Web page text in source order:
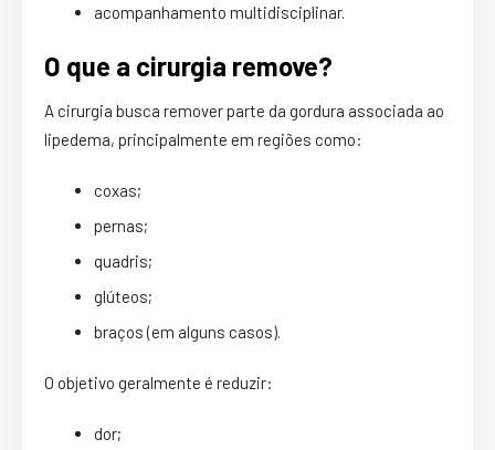
acompanhamento multidisciplinar.
O que a cirurgia remove?
A cirurgia busca remover parte da gordura associada ao
lipedema, principalmente em regiões como:
coxas;
pernas;
quadris;
glúteos;
braços (em alguns casos).
O objetivo geralmente é reduzir:
dor;